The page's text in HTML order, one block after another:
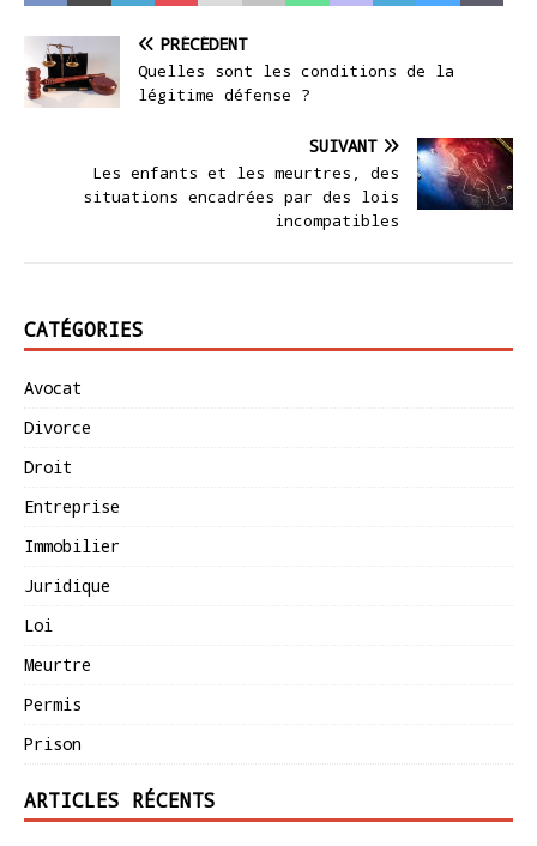
PRÉCÉDENT
Quelles sont les conditions de la
légitime défense ?
SUIVANT
Les enfants et les meurtres, des
situations encadrées par des lois
incompatibles
CATÉGORIES
Avocat
Divorce
Droit
Entreprise
Immobilier
Juridique
Loi
Meurtre
Permis
Prison
ARTICLES RÉCENTS